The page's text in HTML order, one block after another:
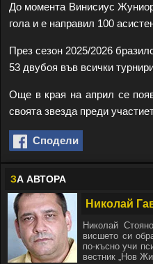
До момента Винисиус
гола и е направил 100
През сезон 2025/2026
53 двубоя във всички
Още в края на април се
своята звезда преди
Сподели
ЗА АВТОРА
Николай
Николай
висшето си
по-късно учи
вестник „Нов